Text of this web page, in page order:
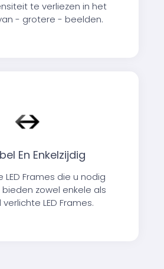
te verliezen in het
- grotere - beelden.
En Enkelzijdig
LED Frames die u nodig
zowel enkele als
LED Frames.